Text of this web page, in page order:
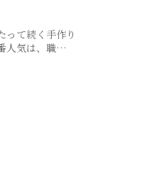
って続く手作り
人気は、職…